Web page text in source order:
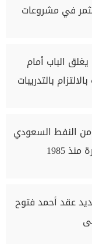
في مشروعات
الباب أمام
بالتدريبات
من النفط السعودي
1985
عقد أحمد فتوح